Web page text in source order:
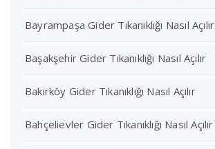
Bayrampaşa Gider Tıkanıklığı Nasıl Açılır
Başakşehir Gider Tıkanıklığı Nasıl Açılır
Bakırköy Gider Tıkanıklığı Nasıl Açılır
Bahçelievler Gider Tıkanıklığı Nasıl Açılır